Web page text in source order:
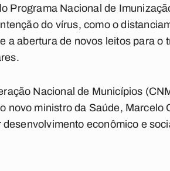
Programa Nacional de
do vírus, como o
a abertura de novos leitos para o
Nacional de Municípios
novo ministro da Saúde, Marcelo
econômico e